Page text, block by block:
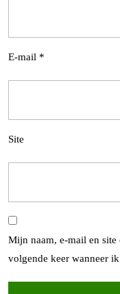
E-mail *
Site
Mijn naam, e-mail en site
volgende keer wanneer